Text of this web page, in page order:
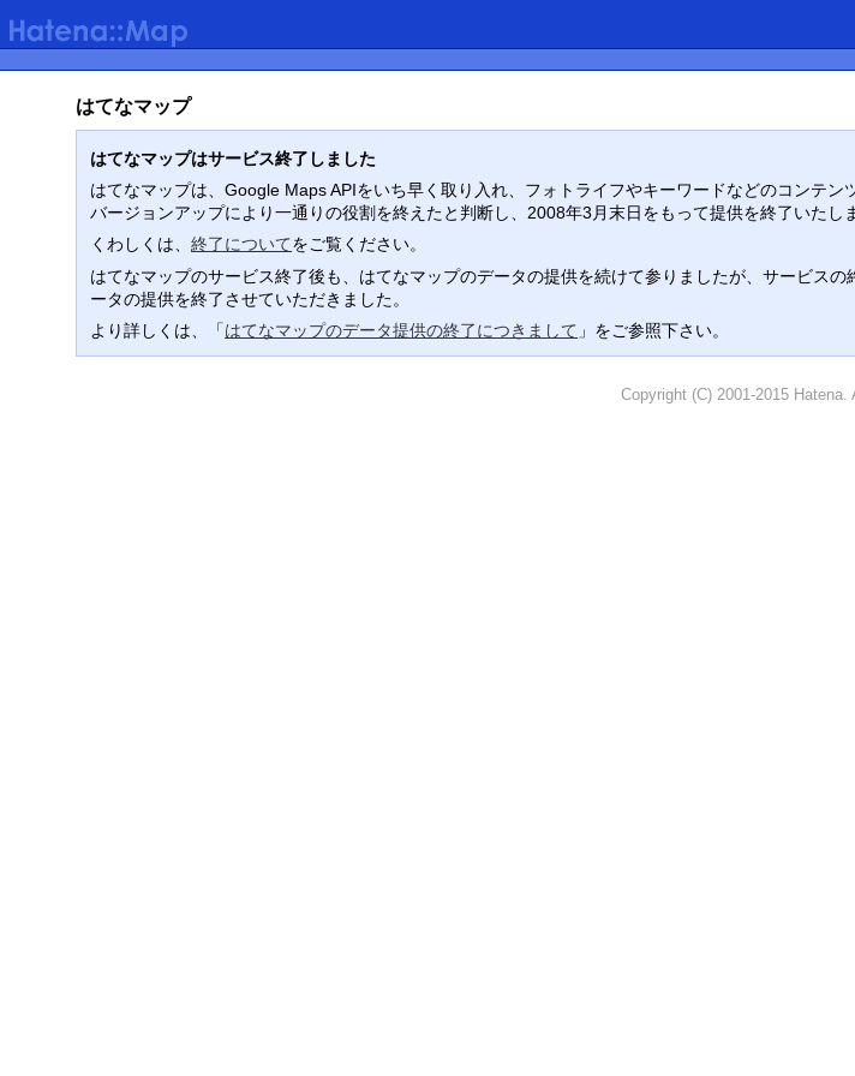
はてなマップ
はてなマップはサービス終了しました
はてなマップは、Google Maps APIをいち早く取り入れ、フォトライフやキーワードなどのコンテ
バージョンアップにより一通りの役割を終えたと判断し、2008年3月末日をもって提供を終了いたし
くわしくは、終了についてをご覧ください。
はてなマップのサービス終了後も、はてなマップのデータの提供を続けて参りましたが、サービス
ータの提供を終了させていただきました。
より詳しくは、「はてなマップのデータ提供の終了につきまして 」をご参照下さい。
Copyright (C) 2001-2015